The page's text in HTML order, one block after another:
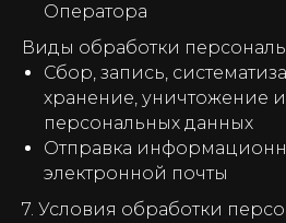
Оператора
Виды обработки
Сбор, запись,
хранение, уничтожение
персональных данных
Отправка
электронной почты
7. Условия обработки